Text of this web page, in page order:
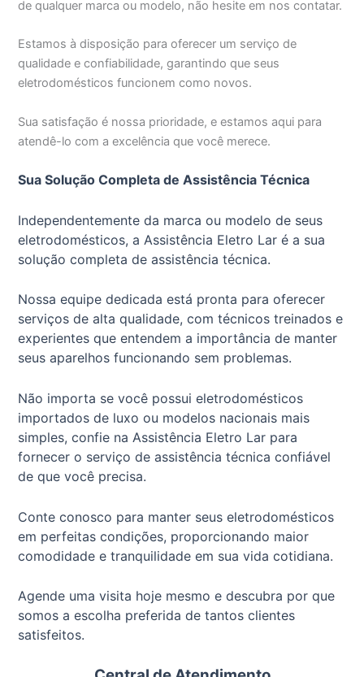
de qualquer marca ou modelo, não hesite em nos contatar.
Estamos à disposição para oferecer um serviço de
qualidade e confiabilidade, garantindo que seus
eletrodomésticos funcionem como novos.
Sua satisfação é nossa prioridade, e estamos aqui para
atendê-lo com a excelência que você merece.
Sua Solução Completa de Assistência Técnica
Independentemente da marca ou modelo de seus
eletrodomésticos, a Assistência Eletro Lar é a sua
solução completa de assistência técnica.
Nossa equipe dedicada está pronta para oferecer
serviços de alta qualidade, com técnicos treinados e
experientes que entendem a importância de manter
seus aparelhos funcionando sem problemas.
Não importa se você possui eletrodomésticos
importados de luxo ou modelos nacionais mais
simples, confie na Assistência Eletro Lar para
fornecer o serviço de assistência técnica confiável
de que você precisa.
Conte conosco para manter seus eletrodomésticos
em perfeitas condições, proporcionando maior
comodidade e tranquilidade em sua vida cotidiana.
Agende uma visita hoje mesmo e descubra por que
somos a escolha preferida de tantos clientes
satisfeitos.